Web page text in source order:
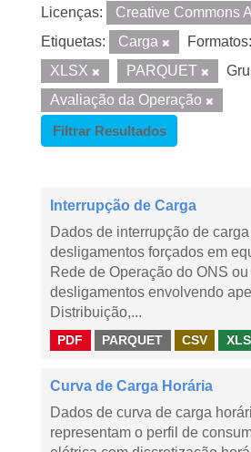
Licenças:
Creative Commons
Etiquetas:
Carga Formatos:
XLSX
PARQUET
Avaliação da Operação
Filtrar Resultados
Interrupção de Carga
Dados de interrupção de
desligamentos forçados em
Rede de Operação do ONS ou
desligamentos envolvendo
Distribuição,...
PDF PARQUET CSV
Curva de Carga Horária
Dados de curva de carga
representam o perfil de